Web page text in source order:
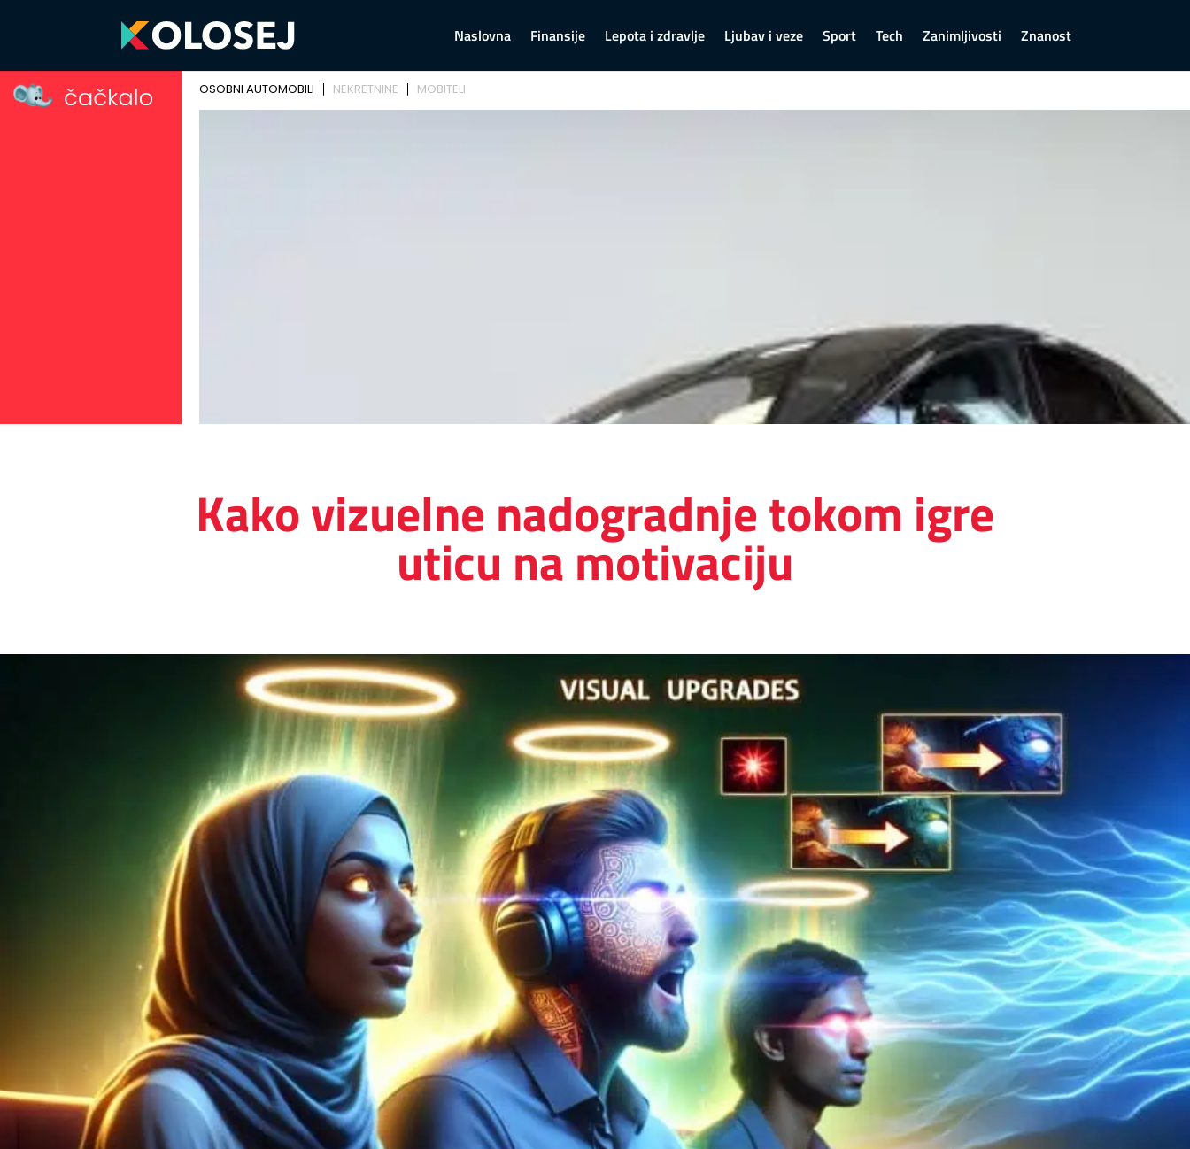
Naslovna Finansije Lepota i zdravlje Ljubav i veze Sport Tech Zanimljivosti Znanost
Kako vizuelne nadogradnje tokom igre
uticu na motivaciju